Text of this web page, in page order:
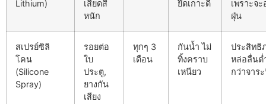
Lithium)
เสียดสี
หนัก
ยึดเกาะดี
เพราะจ
ฝุ่น
สเปรย์ซิลิ
โคน
(Silicone
Spray)
รอยต่อ
ใบ
ประตู,
ยางกัน
เสียง
ทุกๆ 3
เดือน
กันน้ำ ไม่
ทิ้งคราบ
เหนียว
ประสิทธิ
หล่อลื่นต่
กว่าจาร